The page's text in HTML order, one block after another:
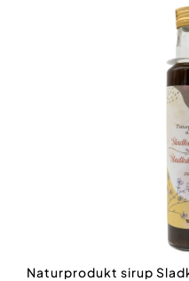
Naturprodukt sirup